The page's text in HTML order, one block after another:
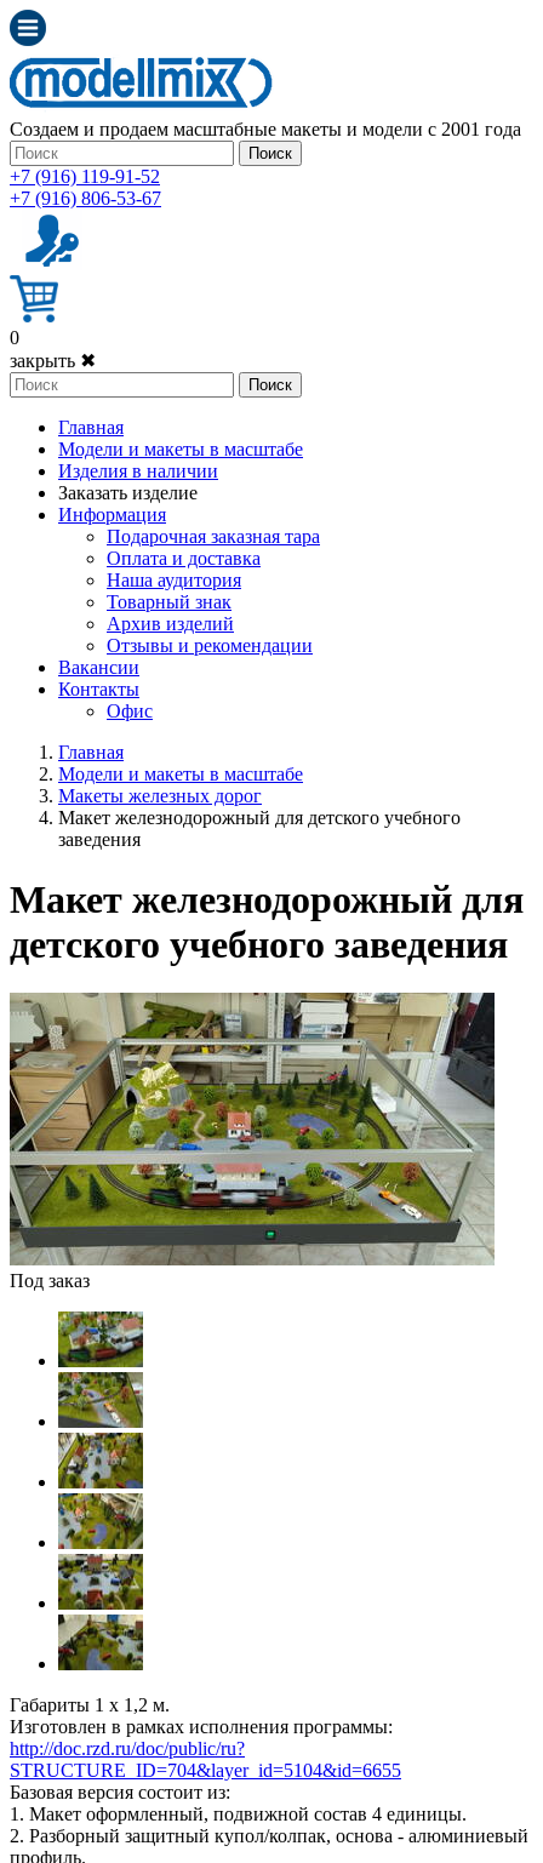
Создаем и продаем масштабные макеты и модели с 2001 года
Поиск
+7 (916) 119-91-52
+7 (916) 806-53-67
0
закрыть ✖
Поиск
Главная
Модели и макеты в масштабе
Изделия в наличии
Заказать изделие
Информация
Подарочная заказная тара
Оплата и доставка
Наша аудитория
Товарный знак
Архив изделий
Отзывы и рекомендации
Вакансии
Контакты
Офис
Главная
Модели и макеты в масштабе
Макеты железных дорог
Макет железнодорожный для детского учебного
заведения
Макет железнодорожный для
детского учебного заведения
Под заказ
Габариты 1 х 1,2 м.
Изготовлен в рамках исполнения программы:
http://doc.rzd.ru/doc/public/ru?
STRUCTURE_ID=704&layer_id=5104&id=6655
Базовая версия состоит из:
1. Макет оформленный, подвижной состав 4 единицы.
2. Разборный защитный купол/колпак, основа - алюминиевый
профиль.